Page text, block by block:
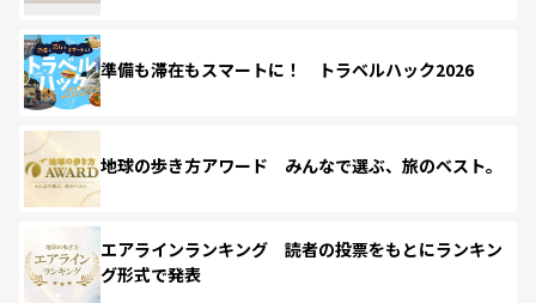
準備も滞在もスマートに！ トラベルハック2026
地球の歩き方アワード みんなで選ぶ、旅のベスト。
エアラインランキング 読者の投票をもとにランキン
グ形式で発表